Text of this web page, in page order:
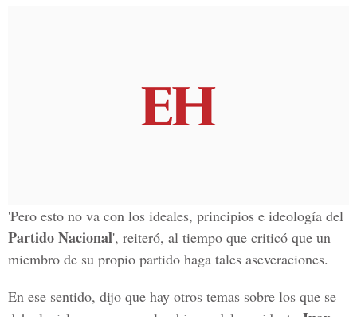
'Pero esto no va con los ideales, principios e ideología del
Partido Nacional', reiteró, al tiempo que criticó que un
miembro de su propio partido haga tales aseveraciones.
En ese sentido, dijo que hay otros temas sobre los que se